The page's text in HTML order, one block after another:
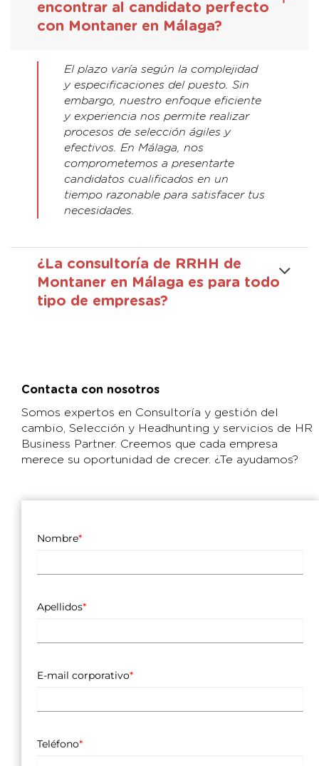
encontrar al candidato perfecto
con Montaner en Málaga?
El plazo varía según la complejidad
y especificaciones del puesto. Sin
embargo, nuestro enfoque eficiente
y experiencia nos permite realizar
procesos de selección ágiles y
efectivos. En Málaga, nos
comprometemos a presentarte
candidatos cualificados en un
tiempo razonable para satisfacer tus
necesidades.
¿La consultoría de RRHH de
Montaner en Málaga es para todo
tipo de empresas?
Contacta con nosotros
Somos expertos en Consultoría y gestión del
cambio, Selección y Headhunting y servicios de HR
Business Partner. Creemos que cada empresa
merece su oportunidad de crecer. ¿Te ayudamos?
Nombre*
Apellidos*
E-mail corporativo*
Teléfono*